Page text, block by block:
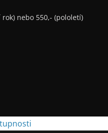
rok) nebo 550,- (pololetí)